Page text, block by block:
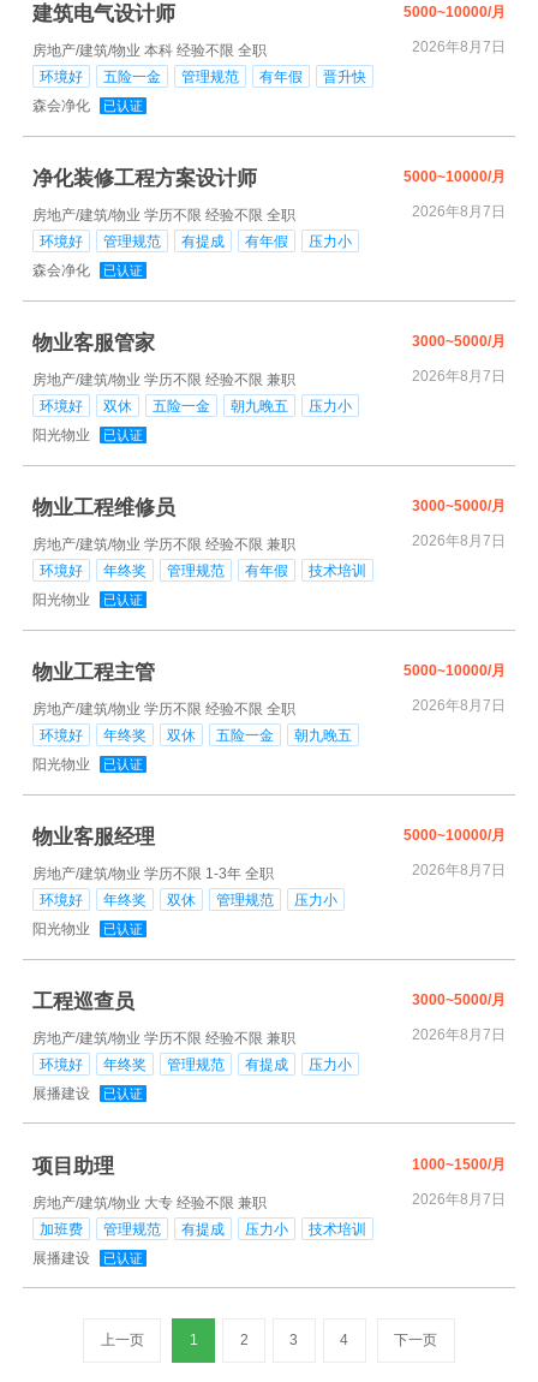
建筑电气设计师 5000~10000/月
房地产/建筑/物业 本科 经验不限 全职
2026年8月7日
环境好
五险一金 管理规范 有年假
晋升快
森会净化
已认证
净化装修工程方案设计师 5000~10000/月
房地产/建筑/物业 学历不限 经验不限 全职
2026年8月7日
环境好
管理规范 有提成 有年假
压力小
森会净化
已认证
物业客服管家 3000~5000/月
房地产/建筑/物业 学历不限 经验不限 兼职
2026年8月7日
环境好
双休 五险一金 朝九晚五
压力小
阳光物业
已认证
物业工程维修员 3000~5000/月
房地产/建筑/物业 学历不限 经验不限 兼职
2026年8月7日
环境好
年终奖 管理规范 有年假
技术培训
阳光物业
已认证
物业工程主管 5000~10000/月
房地产/建筑/物业 学历不限 经验不限 全职
2026年8月7日
环境好
年终奖 双休 五险一金
朝九晚五
阳光物业
已认证
物业客服经理 5000~10000/月
房地产/建筑/物业 学历不限 1-3年 全职
2026年8月7日
环境好
年终奖 双休 管理规范
压力小
阳光物业
已认证
工程巡查员 3000~5000/月
房地产/建筑/物业 学历不限 经验不限 兼职
2026年8月7日
环境好
年终奖 管理规范 有提成
压力小
展播建设
已认证
项目助理 1000~1500/月
房地产/建筑/物业 大专 经验不限 兼职
2026年8月7日
加班费
管理规范 有提成 压力小
技术培训
展播建设
已认证
上一页 1 2 3 4 下一页